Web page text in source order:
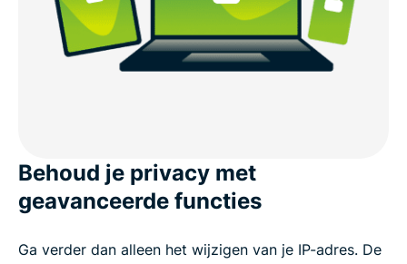
Behoud je privacy met
geavanceerde functies
Ga verder dan alleen het wijzigen van je IP-adres. De